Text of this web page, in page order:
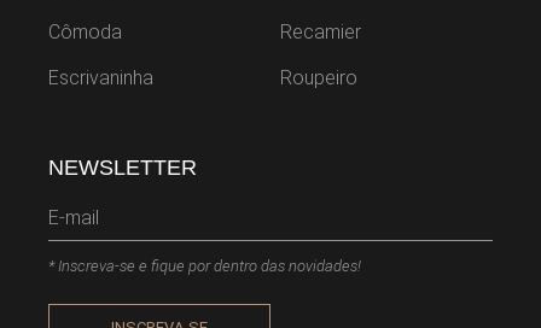
Cômoda
Escrivaninha
Recamier
Roupeiro
NEWSLETTER
* Inscreva-se e fique por dentro das novidades!